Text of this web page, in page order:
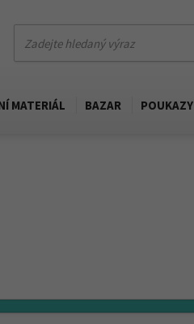
MATERIÁL BAZAR POUKAZY